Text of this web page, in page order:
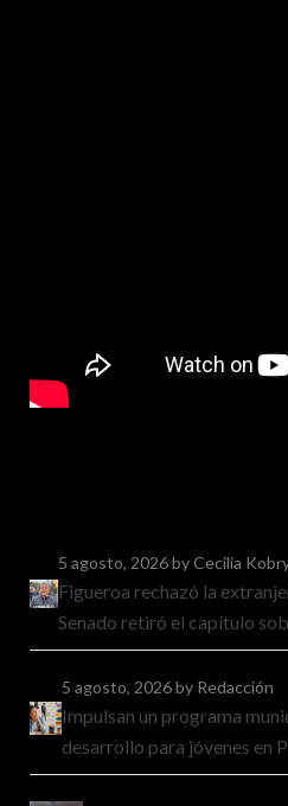
5 agosto, 2026by Cecilia
Figueroa rechazó la
Senado retiró el capítulo
5 agosto, 2026by Redacción
Impulsan un programa
desarrollo para jóvenes en